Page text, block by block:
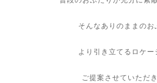
そんなありのままのお
より引き立てるロケー
ご提案させていただ